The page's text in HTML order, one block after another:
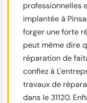
professionnelles
implantée à
forger une forte
peut même dire
réparation de
confiez à
travaux de
dans le 31120.